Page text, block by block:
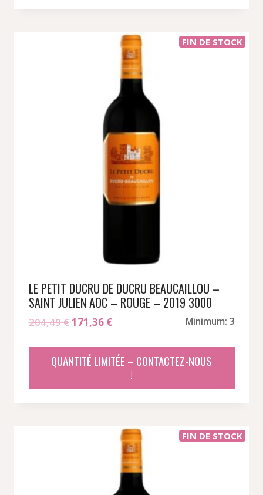
FIN DE STOCK
LE PETIT DUCRU DE DUCRU BEAUCAILLOU –
SAINT JULIEN AOC – ROUGE – 2019 3000
204,49€Le
initial
était :
171,36 €Le
actuel
est :
Minimum: 3
QUANTITÉ LIMITÉE – CONTACTEZ-NOUS
!
FIN DE STOCK